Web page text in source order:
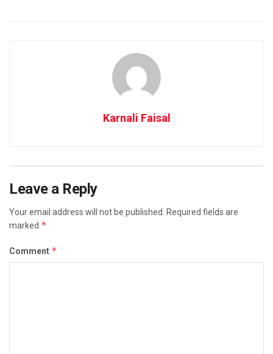
Karnali Faisal
Leave a Reply
Your email address will not be published.
Required fields are
marked *
Comment *